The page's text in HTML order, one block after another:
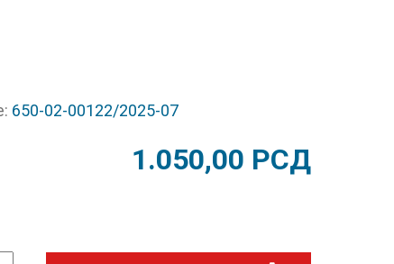
650-02-00122/2025-07
1.050,00 РСД